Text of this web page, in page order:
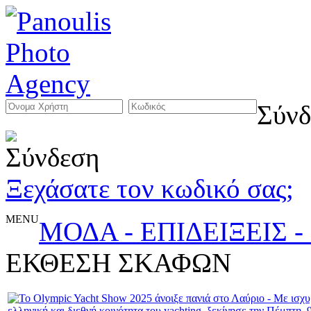
Ξεχάσατε τον κωδικό σας;
MENUΜΟΔΑ - ΕΠΙΔΕΙΞΕΙΣ
ΕΚΘΕΣΗ ΣΚΑΦΩΝ